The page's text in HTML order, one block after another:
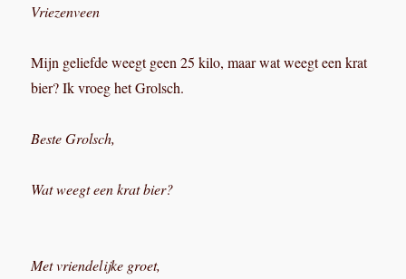
Vriezenveen
Mijn geliefde weegt geen 25 kilo, maar wat weegt een krat
bier? Ik vroeg het Grolsch.
Beste Grolsch,
Wat weegt een krat bier?
Met vriendelijke groet,